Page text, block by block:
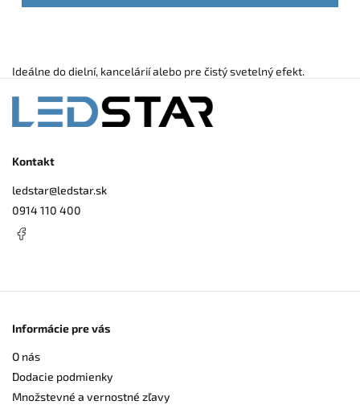
Ideálne do dielní, kancelárií alebo pre čistý svetelný efekt.
Kontakt
ledstar@ledstar.sk
0914 110 400
Informácie pre vás
O nás
Dodacie podmienky
Množstevné a vernostné zľavy